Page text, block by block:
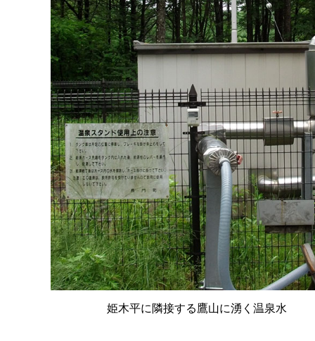
姫木平に隣接する鷹山に湧く温泉水